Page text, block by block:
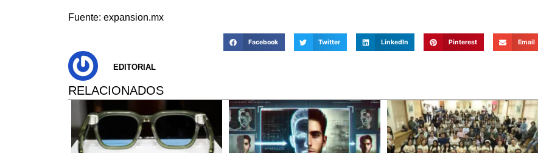
Fuente: expansion.mx
Facebook Twitter LinkedIn Pinterest Email
EDITORIAL
RELACIONADOS